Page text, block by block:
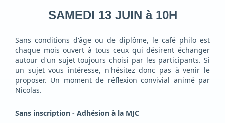
SAMEDI 13 JUIN à 10H
Sans conditions d'âge ou de diplôme, le café philo est
chaque mois ouvert à tous ceux qui désirent échanger
autour d'un sujet toujours choisi par les participants. Si
un sujet vous intéresse, n'hésitez donc pas à venir le
proposer. Un moment de réflexion convivial animé par
Nicolas.
Sans inscription - Adhésion à la MJC